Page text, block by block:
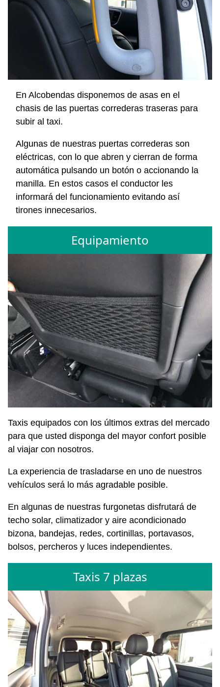
En Alcobendas disponemos de asas en el
chasis de las puertas correderas traseras para
subir al taxi.
Algunas de nuestras puertas correderas son
eléctricas, con lo que abren y cierran de forma
automática pulsando un botón o accionando la
manilla. En estos casos el conductor les
informará del funcionamiento evitando así
tirones innecesarios.
Equipamiento
Taxis equipados con los últimos extras del mercado
para que usted disponga del mayor confort posible
al viajar con nosotros.
La experiencia de trasladarse en uno de nuestros
vehículos será lo más agradable posible.
En algunas de nuestras furgonetas disfrutará de
techo solar, climatizador y aire acondicionado
bizona, bandejas, redes, cortinillas, portavasos,
bolsos, percheros y luces independientes.
Taxis 7 plazas